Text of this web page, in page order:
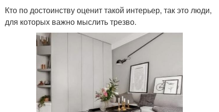
Кто по достоинству оценит такой интерьер, так это люди,
для которых важно мыслить трезво.